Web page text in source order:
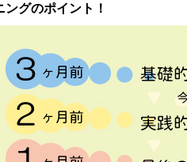
ングのポイント！